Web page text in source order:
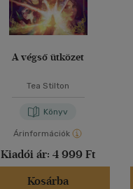
A végső ütközet
Tea Stilton
Könyv
Árinformációk
Kiadói ár: 4 999 Ft
Kosárba